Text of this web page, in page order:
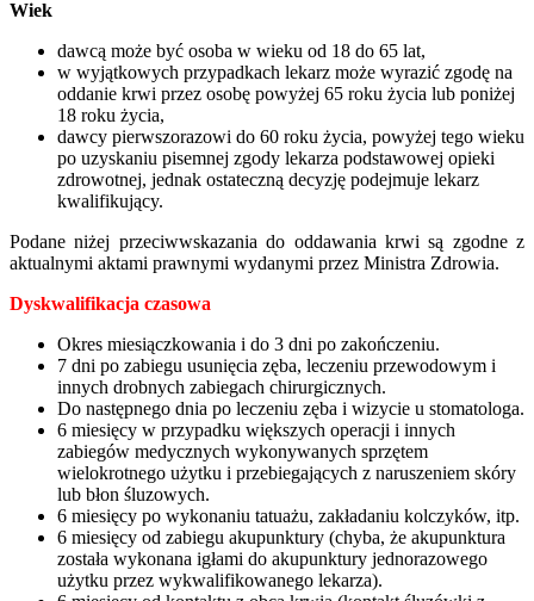
Wiek
dawcą może być osoba w wieku od 18 do 65 lat,
w wyjątkowych przypadkach lekarz może wyrazić zgodę na
oddanie krwi przez osobę powyżej 65 roku życia lub poniżej
18 roku życia,
dawcy pierwszorazowi do 60 roku życia, powyżej tego wieku
po uzyskaniu pisemnej zgody lekarza podstawowej opieki
zdrowotnej, jednak ostateczną decyzję podejmuje lekarz
kwalifikujący.
Podane niżej przeciwwskazania do oddawania krwi są zgodne z
aktualnymi aktami prawnymi wydanymi przez Ministra Zdrowia.
Dyskwalifikacja czasowa
Okres miesiączkowania i do 3 dni po zakończeniu.
7 dni po zabiegu usunięcia zęba, leczeniu przewodowym i
innych drobnych zabiegach chirurgicznych.
Do następnego dnia po leczeniu zęba i wizycie u stomatologa.
6 miesięcy w przypadku większych operacji i innych
zabiegów medycznych wykonywanych sprzętem
wielokrotnego użytku i przebiegających z naruszeniem skóry
lub błon śluzowych.
6 miesięcy po wykonaniu tatuażu, zakładaniu kolczyków, itp.
6 miesięcy od zabiegu akupunktury (chyba, że akupunktura
została wykonana igłami do akupunktury jednorazowego
użytku przez wykwalifikowanego lekarza).